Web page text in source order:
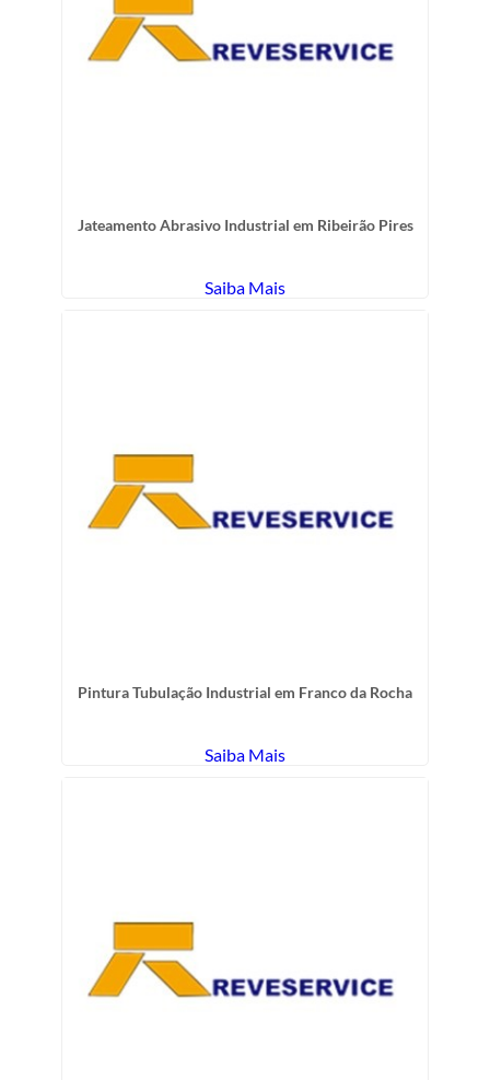
Jateamento Abrasivo Industrial em Ribeirão Pires
Saiba Mais
Pintura Tubulação Industrial em Franco da Rocha
Saiba Mais